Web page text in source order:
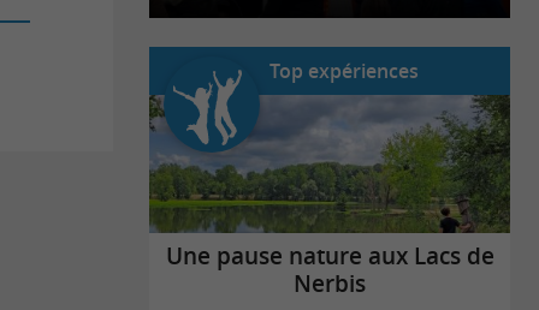
Top expériences
Une pause nature aux Lacs de
Nerbis